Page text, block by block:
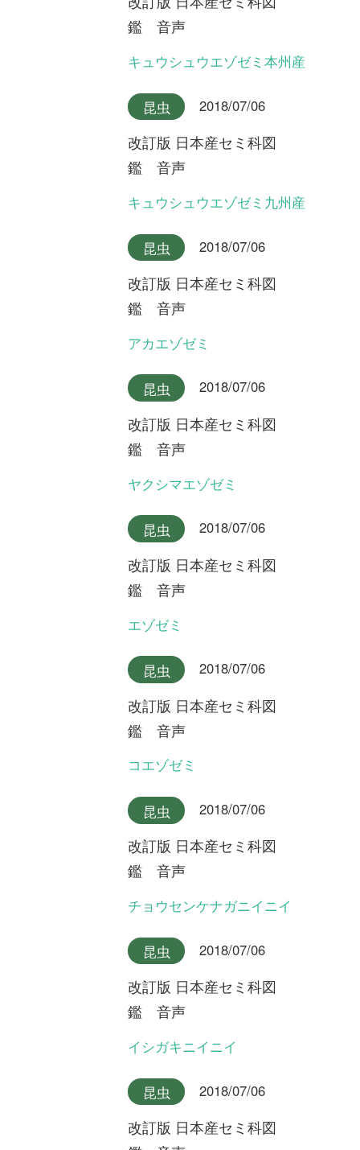
改訂版 日本産セミ科図
鑑 音声
ニイニイゼミ沖縄本島産
昆虫 2018/07/06
改訂版 日本産セミ科図
鑑 音声
アカエゾゼミとキュウシュウ
エゾゼミのデュエット
昆虫 2018/07/06
改訂版 日本産セミ科図
鑑 音声
ニイニイゼミ
植物 FREE 2025/10/07
永田芳男さんの日本全
国花行脚
第22回 謎の新種オオミヤマ
植物 FREE 2025/09/17
永田芳男さんの日本全
国花行脚
第21回 岩壁に咲く固有変
種・ゲイビゼキショウ
植物 FREE 2024/08/06
永田芳男さんの日本全
国花行脚
第20回 原生林にオオバシシ
ランを探して ～鹿児島県屋
久島～
コース一覧 使い方ガイド
掲載図鑑一覧 よくある質問